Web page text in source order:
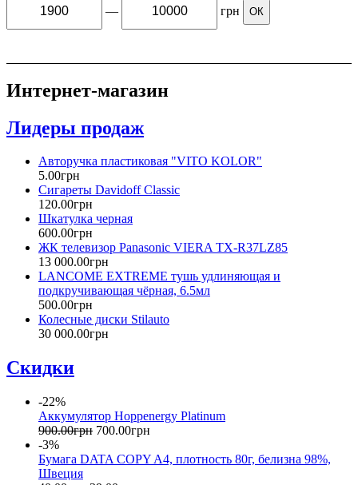
— грн ОК
Интернет-магазин
Лидеры продаж
Авторучка пластиковая "VITO KOLOR"
5.00грн
Сигареты Davidoff Classic
120.00грн
Шкатулка черная
600.00грн
ЖК телевизор Panasonic VIERA TX-R37LZ85
13 000.00грн
LANCOME EXTREME тушь удлиняющая и
подкручивающая чёрная, 6.5мл
500.00грн
Колесные диски Stilauto
30 000.00грн
Скидки
-22%
Аккумулятор Hoppenergy Platinum
900.00грн 700.00грн
-3%
Бумага DATA COPY A4, плотность 80г, белизна 98%,
Швеция